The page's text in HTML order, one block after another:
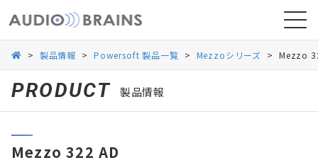
導入事例
> 製品情報 > Powersoft 製品一覧 > Mezzoシリーズ > Mezzo
PRODUCT 製品情報
Mezzo 322 AD